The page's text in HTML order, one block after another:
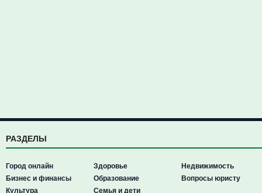
РАЗДЕЛЫ
Город онлайн
Бизнес и финансы
Культура
Здоровье
Образование
Семья и дети
Недвижимость
Вопросы юристу